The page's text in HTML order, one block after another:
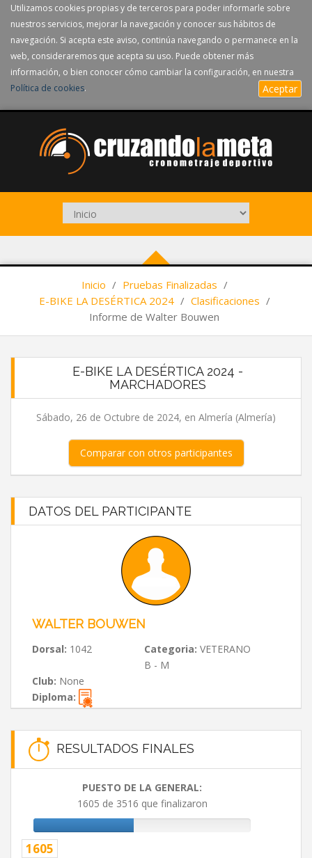
Utilizamos cookies propias y de terceros para poder informarle sobre
nuestros servicios, mejorar la navegación y conocer sus hábitos de
navegación. Si acepta este aviso, continúa navegando o permanece en la
web, consideraremos que acepta su uso. Puede obtener más
información, o bien conocer cómo cambiar la configuración, en nuestra
Política de cookies. Aceptar
Inicio / Pruebas Finalizadas /
E-BIKE LA DESÉRTICA 2024 / Clasificaciones /
Informe de Walter Bouwen
E-BIKE LA DESÉRTICA 2024 -
MARCHADORES
Sábado, 26 de Octubre de 2024, en Almería (Almería)
Comparar con otros participantes
DATOS DEL PARTICIPANTE
WALTER BOUWEN
Dorsal: 1042 Categoria: VETERANO
B - M
Club: None
Diploma:
RESULTADOS FINALES
PUESTO DE LA GENERAL:
1605 de 3516 que finalizaron
1605